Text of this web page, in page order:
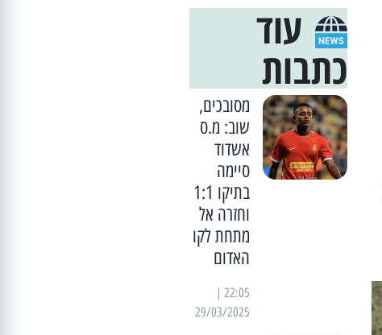
עוד
כתבות
מסובכים,
שוב: מ.ס
אשדוד
סיימה
בתיקו 1:1
וחזרה אל
מתחת לקו
האדום
29/03/2025